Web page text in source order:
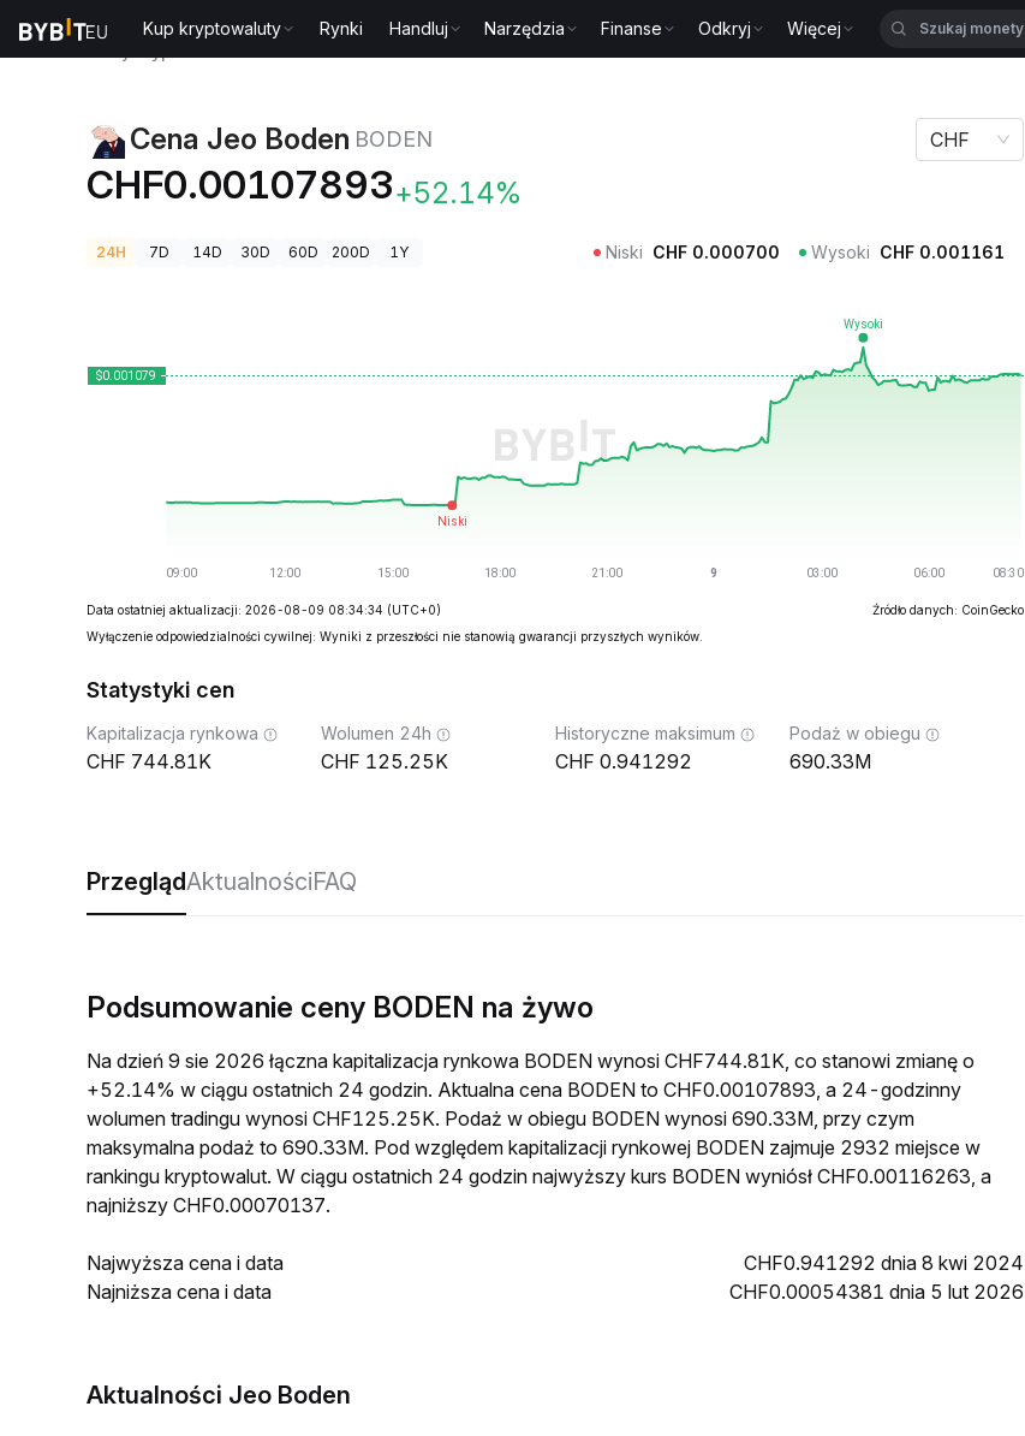
Kup kryptowaluty Rynki Handluj Narzędzia Finanse Odkryj Więcej
Cena Jeo Boden BODEN
CHF0.00107893+52.14%
CHF
24H 7D 14D 30D 60D 200D 1Y Niski CHF 0.000700 Wysoki CHF 0.001161
Data ostatniej aktualizacji: 2026-08-09 08:34:34 (UTC+0)
Źródło danych: CoinGecko
Wyłączenie odpowiedzialności cywilnej: Wyniki z przeszłości nie stanowią gwarancji przyszłych wyników.
Statystyki cen
Kapitalizacja rynkowa
744.81K
Wolumen 24h
125.25K
Historyczne maksimum
0.941292
Podaż w obiegu
690.33M
PrzeglądAktualnościFAQ
Podsumowanie ceny BODEN na żywo
Na dzień 9 sie 2026 łączna kapitalizacja rynkowa BODEN wynosi CHF744.81K, co stanowi zmianę o
+52.14% w ciągu ostatnich 24 godzin. Aktualna cena BODEN to CHF0.00107893, a 24-godzinny
wolumen tradingu wynosi CHF125.25K. Podaż w obiegu BODEN wynosi 690.33M, przy czym
maksymalna podaż to 690.33M. Pod względem kapitalizacji rynkowej BODEN zajmuje 2932 miejsce w
rankingu kryptowalut. W ciągu ostatnich 24 godzin najwyższy kurs BODEN wyniósł CHF0.00116263, a
najniższy CHF0.00070137.
Najwyższa cena i data
CHF0.941292 dnia 8 kwi 2024
Najniższa cena i data
CHF0.00054381 dnia 5 lut 2026
Aktualności Jeo Boden